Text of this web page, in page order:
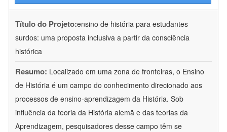
Título do Projeto:ensino de história para estudantes
surdos: uma proposta inclusiva a partir da consciência
histórica
Resumo: Localizado em uma zona de fronteiras, o Ensino
de História é um campo do conhecimento direcionado aos
processos de ensino-aprendizagem da História. Sob
influência da teoria da História alemã e das teorias da
Aprendizagem, pesquisadores desse campo têm se